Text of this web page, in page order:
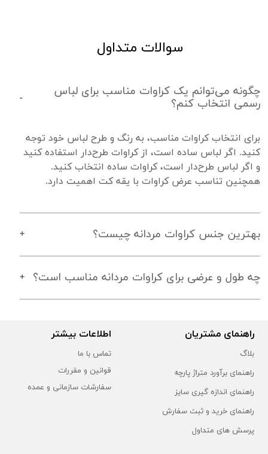
سوالات متداول
چگونه می‌توانم یک کراوات مناسب برای لباس
رسمی انتخاب کنم؟
همچنین تناسب عرض کراوات با یقه کت اهمیت دارد.
بهترین جنس کراوات مردانه چیست؟
چه طول و عرضی برای کراوات مردانه مناسب است؟
راهنمای مشتریان
بلاگ
راهنمای برآورد متراژ پارچه
راهنمای اندازه گیری سایز
راهنمای خرید و ثبت سفارش
پرسش های متداول
اطلاعات بیشتر
تماس با ما
قوانین و مقررات
سفارشات سازمانی و عمده